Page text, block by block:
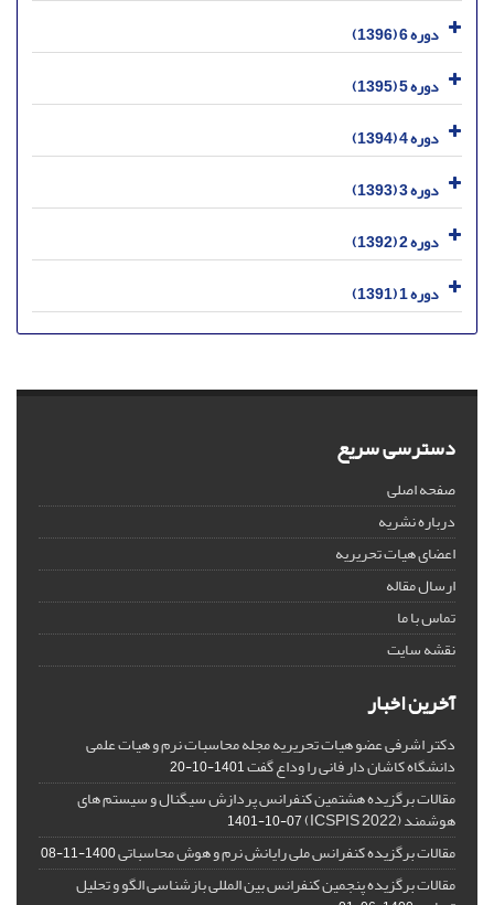
دوره 6 (1396)
دوره 5 (1395)
دوره 4 (1394)
دوره 3 (1393)
دوره 2 (1392)
دوره 1 (1391)
دسترسی سریع
صفحه اصلی
درباره نشریه
اعضای هیات تحریریه
ارسال مقاله
تماس با ما
نقشه سایت
آخرین اخبار
دکتر اشرفی عضو هیات تحریریه مجله محاسبات نرم و هیات علمی
دانشگاه کاشان دار فانی را وداع گفت1401-10-20
مقالات برگزیده هشتمین کنفرانس پردازش سیگنال و سیستم های
هوشمند (ICSPIS 2022) 1401-10-07
مقالات برگزیده کنفرانس ملی رایانش نرم و هوش محاسباتی1400-11-08
مقالات برگزیده پنجمین کنفرانس بین المللی بازشناسی الگو و تحلیل